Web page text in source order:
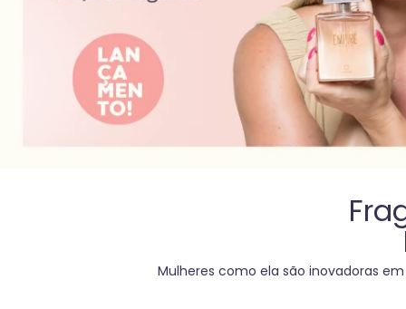
Mulheres como ela são inovadoras